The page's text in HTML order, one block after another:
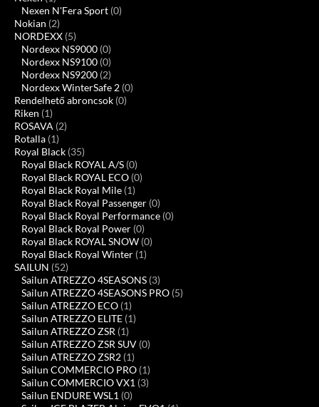
Nexen N'Fera Sport (0)
Nokian (2)
NORDEXX (5)
Nordexx NS9000 (0)
Nordexx NS9100 (0)
Nordexx NS9200 (2)
Nordexx WinterSafe 2 (0)
Rendelhető abroncsok (0)
Riken (1)
ROSAVA (2)
Rotalla (1)
Royal Black (35)
Royal Black ROYAL A/S (0)
Royal Black ROYAL ECO (0)
Royal Black Royal Mile (1)
Royal Black Royal Passenger (0)
Royal Black Royal Performance (0)
Royal Black Royal Power (0)
Royal Black ROYAL SNOW (0)
Royal Black Royal Winter (1)
SAILUN (52)
Sailun ATREZZO 4SEASONS (3)
Sailun ATREZZO 4SEASONS PRO (5)
Sailun ATREZZO ECO (1)
Sailun ATREZZO ELITE (1)
Sailun ATREZZO ZSR (1)
Sailun ATREZZO ZSR SUV (0)
Sailun ATREZZO ZSR2 (1)
Sailun COMMERCIO PRO (1)
Sailun COMMERCIO VX1 (3)
Sailun ENDURE WSL1 (0)